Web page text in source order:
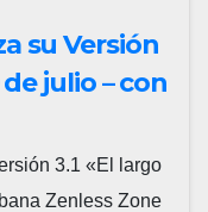
su Versión
julio – con
y
3.1 «El largo
Zenless Zone